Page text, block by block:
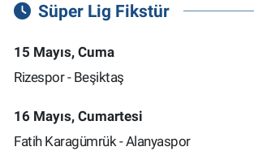
Süper Lig Fikstür
15 Mayıs, Cuma
Rizespor - Beşiktaş
16 Mayıs, Cumartesi
Fatih Karagümrük - Alanyaspor